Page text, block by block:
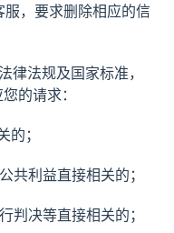
，要求删除相应的信
律法规及国家标准，
的请求：
；
共利益直接相关的；
判决等直接相关的；